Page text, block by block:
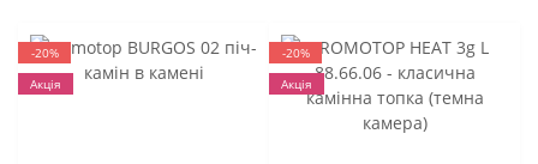
-20%
Акція
-20%
Акція